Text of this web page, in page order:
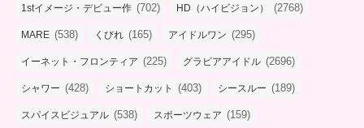
1stイメージ・デビュー作 (702) HD（ハイビジョン） (2768)
MARE (538) くびれ (165) アイドルワン (295)
イーネット・フロンティア (225) グラビアアイドル (2696)
シャワー (428) ショートカット (403) シースルー (189)
スパイスビジュアル (538) スポーツウェア (159)